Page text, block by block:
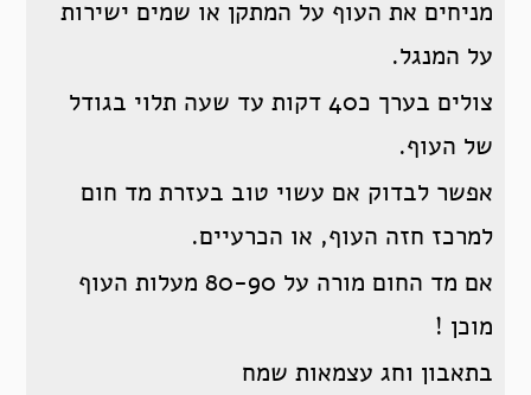
מניחים את העוף על המתקן או שמים ישירות
על המנגל.
צולים בערך כ40 דקות עד שעה תלוי בגודל
של העוף.
אפשר לבדוק אם עשוי טוב בעזרת מד חום
למרכז חזה העוף, או הכרעיים.
אם מד החום מורה על 80-90 מעלות העוף
מוכן !
בתאבון וחג עצמאות שמח